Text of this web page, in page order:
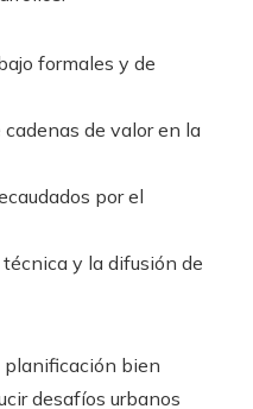
formales y de
de valor en la
por el
y la difusión de
planificación bien
desafíos urbanos